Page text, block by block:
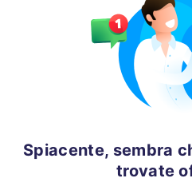
Spiacente, sembra
trovate